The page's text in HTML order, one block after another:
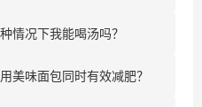
情况下我能喝汤吗？
美味面包同时有效减肥？